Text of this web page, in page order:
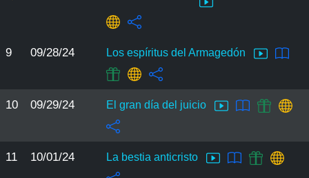
9 09/28/24 Los espíritus del Armagedón
10 09/29/24 El gran día del juicio
11 10/01/24 La bestia anticristo